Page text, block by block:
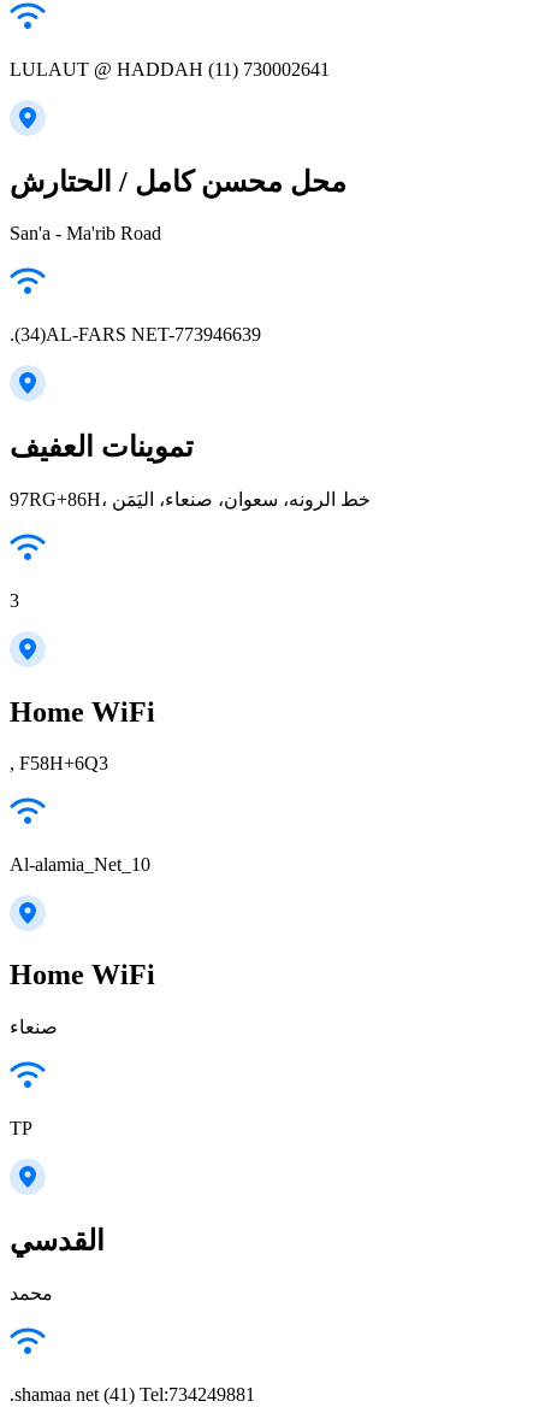
LULAUT @ HADDAH (11) 730002641
محل محسن كامل / الحتارش
San'a - Ma'rib Road
.(34)AL-FARS NET-773946639
تموينات العفيف
97RG+86H، خط الرونه، سعوان، صنعاء، اليَمَن
3
Home WiFi
, F58H+6Q3
Al-alamia_Net_10
Home WiFi
TP
القدسي
محمد
.shamaa net (41) Tel:734249881